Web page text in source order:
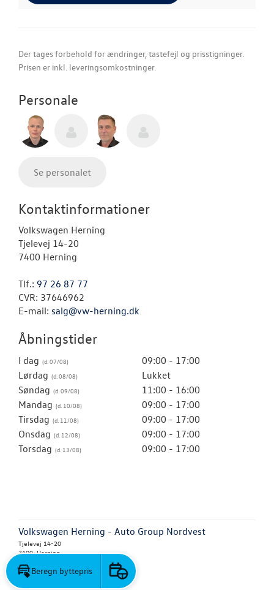
Der tages forbehold for ændringer, tastefejl og prisstigninger.
Prisen er inkl. leveringsomkostninger.
Personale
Se personalet
Kontaktinformationer
Volkswagen Herning
Tjelevej 14-20
7400 Herning
Tlf.: 97 26 87 77
CVR: 37646962
E-mail: salg@vw-herning.dk
Åbningstider
I dag
09:00 - 17:00
Lørdag
Lukket
Søndag
11:00 - 16:00
Mandag
09:00 - 17:00
Tirsdag
09:00 - 17:00
Onsdag
09:00 - 17:00
Torsdag
09:00 - 17:00
Volkswagen Herning - Auto Group Nordvest
Tjelevej 14-20
7400 Herning
E-mail:info@vw-herning.dk
CVR: 37646962
Beregn byttepris
Book prøvetur